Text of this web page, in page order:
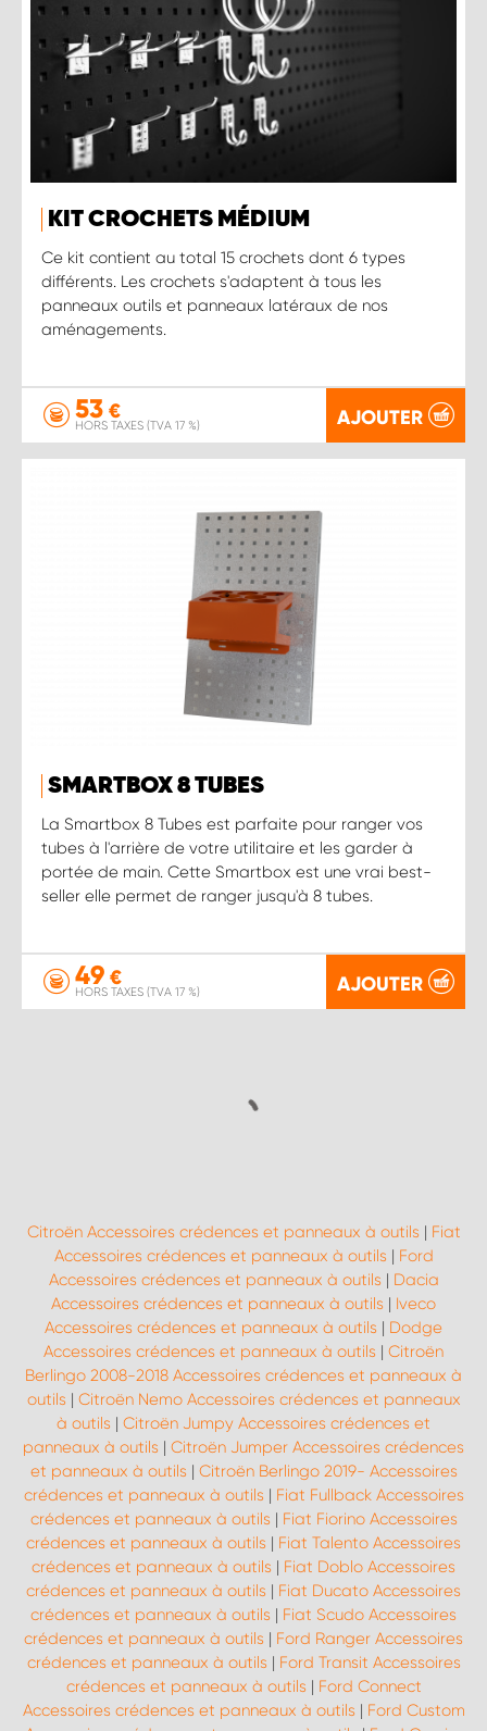
KIT CROCHETS MÉDIUM
Ce kit contient au total 15 crochets dont 6 types
différents. Les crochets s'adaptent à tous les
panneaux outils et panneaux latéraux de nos
aménagements.
53 €
HORS TAXES (TVA 17 %) AJOUTER
SMARTBOX 8 TUBES
La Smartbox 8 Tubes est parfaite pour ranger vos
tubes à l'arrière de votre utilitaire et les garder à
portée de main. Cette Smartbox est une vrai best-
seller elle permet de ranger jusqu'à 8 tubes.
49 €
HORS TAXES (TVA 17 %) AJOUTER
Citroën Accessoires crédences et panneaux à outils | Fiat
Accessoires crédences et panneaux à outils | Ford
Accessoires crédences et panneaux à outils | Dacia
Accessoires crédences et panneaux à outils | Iveco
Accessoires crédences et panneaux à outils | Dodge
Accessoires crédences et panneaux à outils | Citroën
Berlingo 2008-2018 Accessoires crédences et panneaux à
outils | Citroën Nemo Accessoires crédences et panneaux
à outils | Citroën Jumpy Accessoires crédences et
panneaux à outils | Citroën Jumper Accessoires crédences
et panneaux à outils | Citroën Berlingo 2019- Accessoires
crédences et panneaux à outils | Fiat Fullback Accessoires
crédences et panneaux à outils | Fiat Fiorino Accessoires
crédences et panneaux à outils | Fiat Talento Accessoires
crédences et panneaux à outils | Fiat Doblo Accessoires
crédences et panneaux à outils | Fiat Ducato Accessoires
crédences et panneaux à outils | Fiat Scudo Accessoires
crédences et panneaux à outils | Ford Ranger Accessoires
crédences et panneaux à outils | Ford Transit Accessoires
crédences et panneaux à outils | Ford Connect
Accessoires crédences et panneaux à outils | Ford Custom